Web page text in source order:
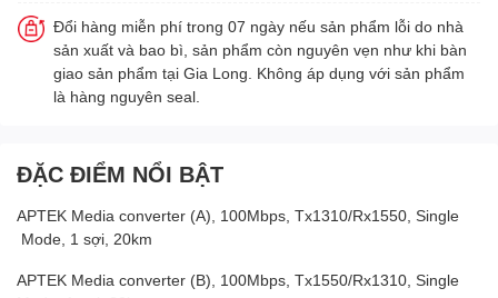
Đổi hàng miễn phí trong 07 ngày nếu sản phẩm lỗi do nhà
sản xuất và bao bì, sản phẩm còn nguyên vẹn như khi bàn
giao sản phẩm tại Gia Long. Không áp dụng với sản phẩm
là hàng nguyên seal.
ĐẶC ĐIỂM NỔI BẬT
APTEK Media converter (A), 100Mbps, Tx1310/Rx1550, Single
Mode, 1 sợi, 20km
APTEK Media converter (B), 100Mbps, Tx1550/Rx1310, Single